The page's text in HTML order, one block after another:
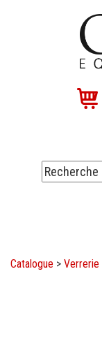
Catalogue > Verrerie